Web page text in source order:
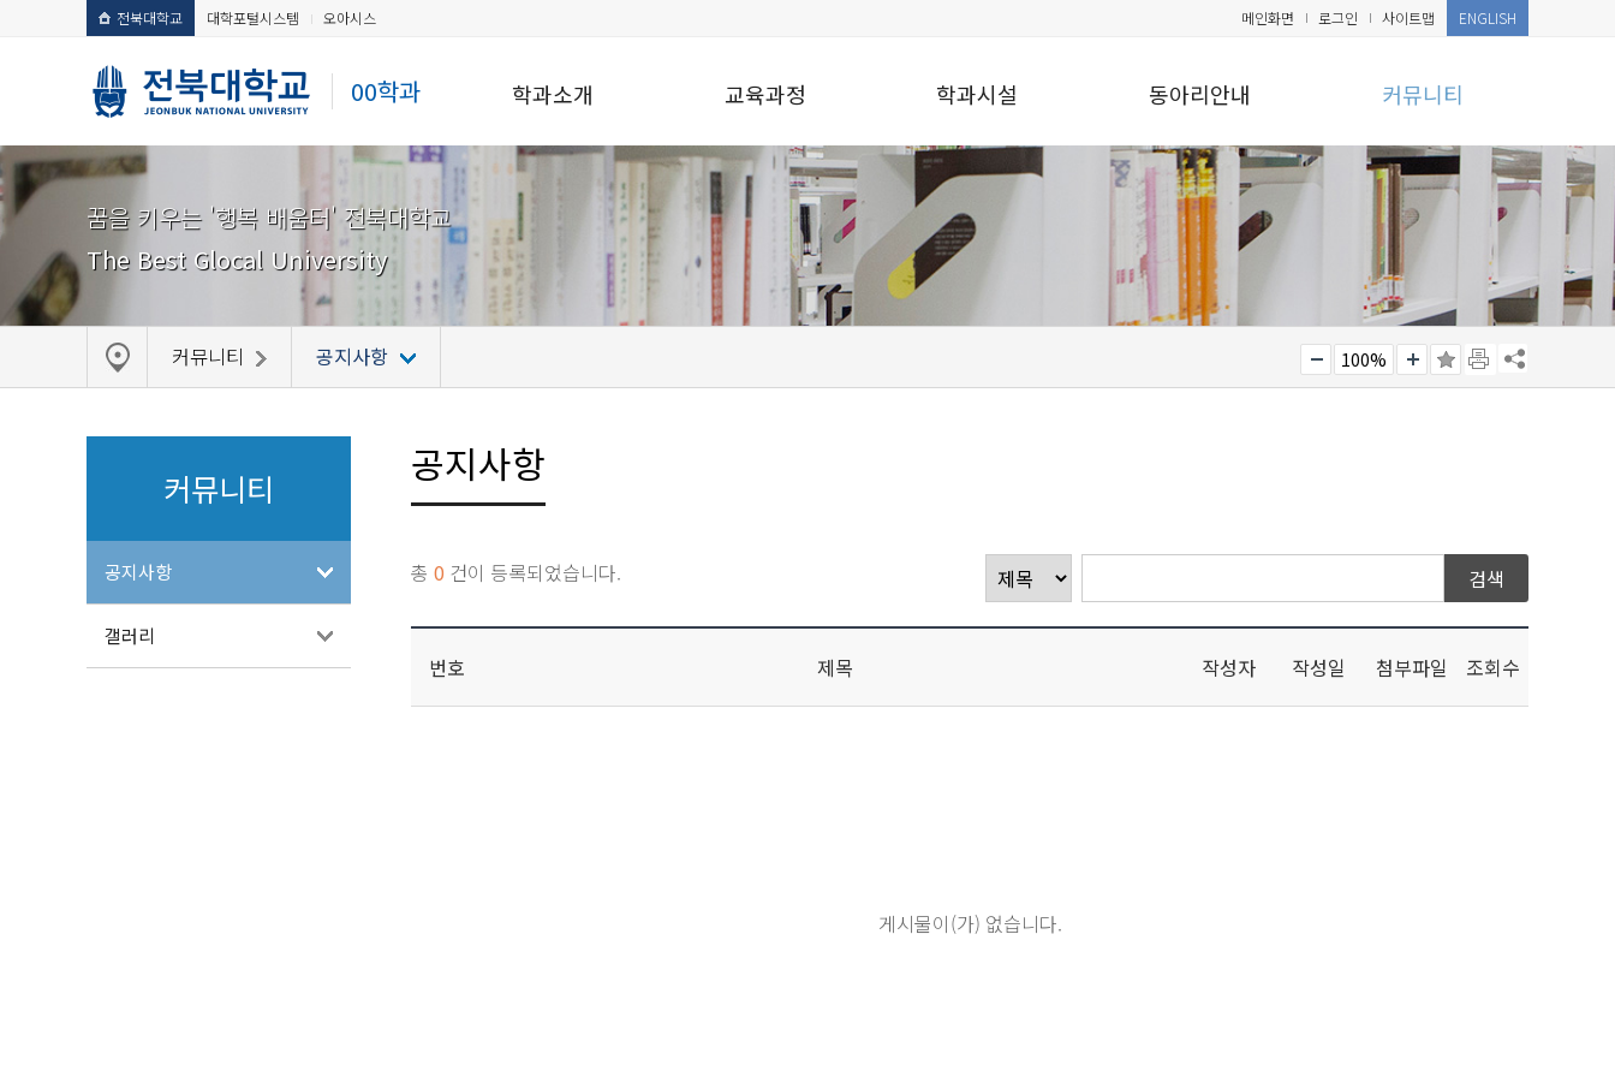
전북대학교 대학포털시스템 오아시스
00학과
메인화면 로그인 사이트맵 ENGLISH
학과소개 교육과정 학과시설 동아리안내 커뮤니티
꿈을 키우는 '행복 배움터' 전북대학교
The Best Glocal University
커뮤니티 공지사항 100%
커뮤니티
공지사항
갤러리
공지사항
총 0 건이 등록되었습니다.
번호 제목 작성자 작성일 첨부파일 조회수
게시물이(가) 없습니다.